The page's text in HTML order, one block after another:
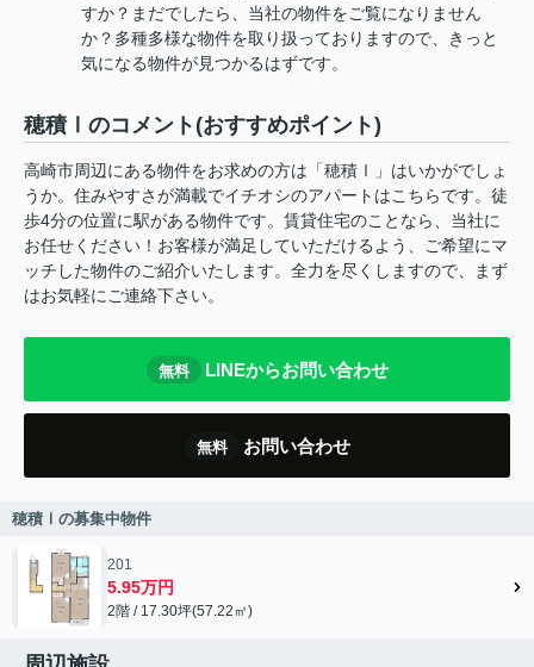
すか？まだでしたら、当社の物件をご覧になりません
か？多種多様な物件を取り扱っておりますので、きっと
気になる物件が見つかるはずです。
穂積Ⅰのコメント(おすすめポイント)
高崎市周辺にある物件をお求めの方は「穂積Ⅰ」はいかがでしょ
うか。住みやすさが満載でイチオシのアパートはこちらです。徒
歩4分の位置に駅がある物件です。賃貸住宅のことなら、当社に
お任せください！お客様が満足していただけるよう、ご希望にマ
ッチした物件のご紹介いたします。全力を尽くしますので、まず
はお気軽にご連絡下さい。
無料 LINEからお問い合わせ
無料 お問い合わせ
穂積Ⅰの募集中物件
201
5.95万円
2階 / 17.30坪(57.22㎡)